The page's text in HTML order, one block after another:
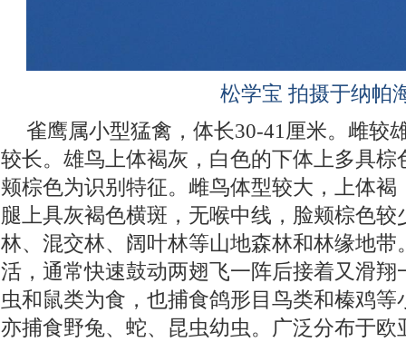
松学宝 拍摄于纳帕
雀鹰属小型猛禽，体长30-41厘米。雌较
较长。雄鸟上体褐灰，白色的下体上多具棕
颊棕色为识别特征。雌鸟体型较大，上体褐
腿上具灰褐色横斑，无喉中线，脸颊棕色
林、混交林、阔叶林等山地森林和林缘地带
活，通常快速鼓动两翅飞一阵后接着又滑翔
虫和鼠类为食，也捕食鸽形目鸟类和榛鸡
亦捕食野兔、蛇、昆虫幼虫。广泛分布于欧